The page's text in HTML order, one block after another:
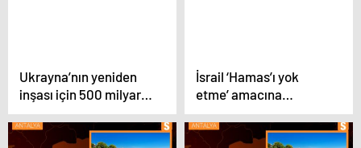
Ukrayna’nın yeniden
inşası için 500 milyar
dolara ihtiyaç var
İsrail ‘Hamas’ı yok
etme’ amacına
ulaşabiliyor mu?